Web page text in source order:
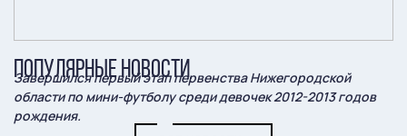
Завершился первый этап первенства Нижегородской
области по мини-футболу среди девочек 2012-2013 годов
рождения.
ПОПУЛЯРНЫЕ НОВОСТИ